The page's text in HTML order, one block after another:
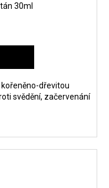
30ml
dřevitou
svědění, začervenání